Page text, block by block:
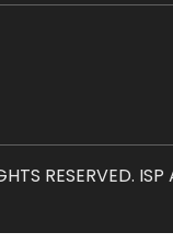
RESERVED. ISP